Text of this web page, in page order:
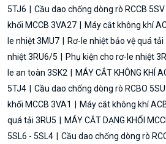
5TJ6
Cầu dao chống dòng rò RCCB 5SV
khối MCCB 3VA27
Máy cắt không khí
le nhiệt 3MU7
Rơ-le nhiệt bảo vệ quá tải
nhiệt 3RU6/5
Phụ kiện cho rơ-le nhiệt
le an toàn 3SK2
MÁY CẮT KHÔNG KHÍ
5TJ4
Cầu dao chống dòng rò RCBO
khối MCCB 3VA1
Máy cắt không khí
quá tải 3RU5
MÁY CẮT DẠNG KHỐI
5SL6 - 5SL4
Cầu dao chống dòng rò